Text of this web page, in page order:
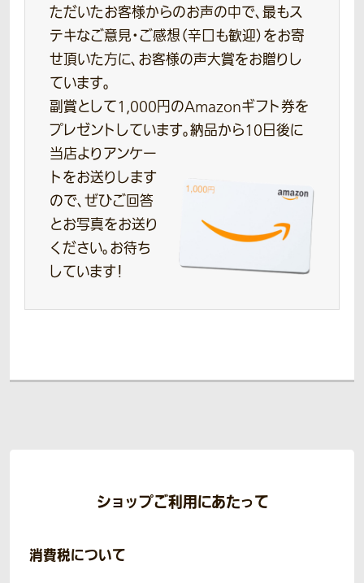
ただいたお客様からのお声の中で、最もス
テキなご意見・ご感想（辛口も歓迎）をお寄
せ頂いた方に、お客様の声大賞をお贈りし
ています。
副賞として1,000円のAmazonギフト券を
プレゼントしています。納品から10日後に
当店よりアンケー
トをお送りします
ので、ぜひご回答
とお写真をお送り
ください。お待ち
しています！
ショップご利用にあたって
消費税について